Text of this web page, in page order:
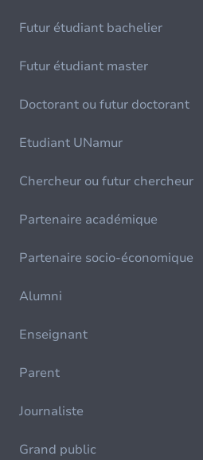
Futur étudiant bachelier
Futur étudiant master
Doctorant ou futur doctorant
Etudiant UNamur
Chercheur ou futur chercheur
Partenaire académique
Partenaire socio-économique
Alumni
Enseignant
Parent
Journaliste
Grand public